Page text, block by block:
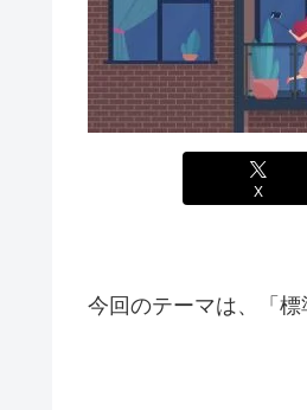
X
今回のテーマは、「標